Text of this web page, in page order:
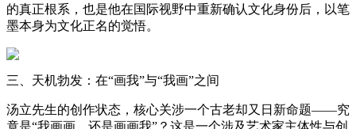
的真正根系，也是他在国际视野中重新确认文化身份后，以笔
墨本身为文化正名的觉悟。
三、天机勃发：在“画我”与“我画”之间
汤立先生的创作状态，核心关涉一个古老却又日新命题——究
竟是“我画画，还是画画我”？这是一个涉及艺术家主体性与创